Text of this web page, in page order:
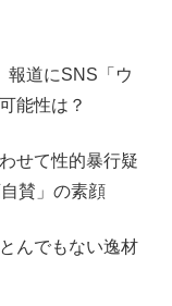
報道にSNS「ウ
能性は？
せて性的暴行疑
賛」の素顔
んでもない逸材